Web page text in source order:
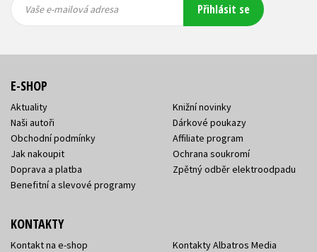
mailová
mailová
Vaše e-mailová adresa Přihlásit se
E-SHOP
Aktuality
Naši autoři
Obchodní podmínky
Jak nakoupit
Doprava a platba
Benefitní a slevové programy
Knižní novinky
Dárkové poukazy
Affiliate program
Ochrana soukromí
Zpětný odběr elektroodpadu
KONTAKTY
Kontakt na e-shop
Kontakty Albatros Media